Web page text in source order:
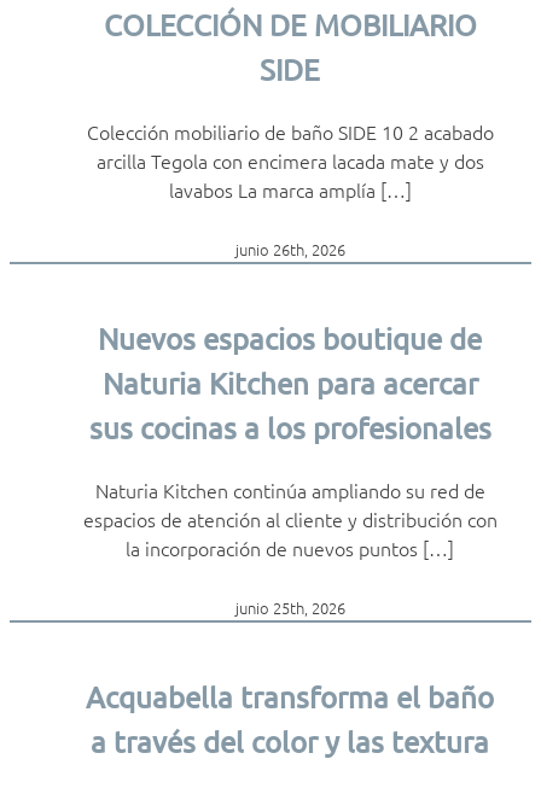
COLECCIÓN DE MOBILIARIO
SIDE
Colección mobiliario de baño SIDE 10 2 acabado
arcilla Tegola con encimera lacada mate y dos
lavabos La marca amplía […]
junio 26th, 2026
Nuevos espacios boutique de
Naturia Kitchen para acercar
sus cocinas a los profesionales
Naturia Kitchen continúa ampliando su red de
espacios de atención al cliente y distribución con
la incorporación de nuevos puntos […]
junio 25th, 2026
Acquabella transforma el baño
a través del color y las textura